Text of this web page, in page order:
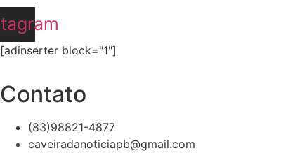
[adinserter block="1"]
Contato
(83)98821-4877
caveiradanoticiapb@gmail.com